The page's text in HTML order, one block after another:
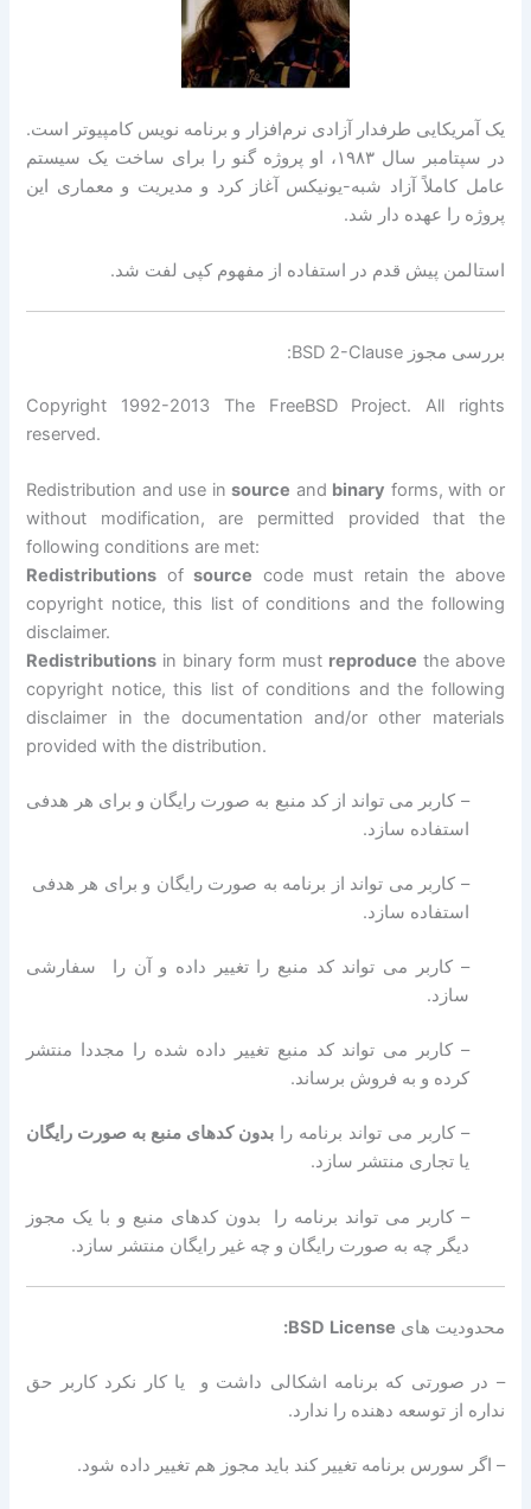
یک آمریکایی طرفدار آزادی نرم‌افزار و برنامه‌ نویس کامپیوتر است.
در سپتامبر سال ۱۹۸۳، او پروژه گنو را برای ساخت یک سیستم
‌عامل کاملاً آزاد شبه-یونیکس آغاز کرد و مدیریت و معماری این
پروژه را عهده ‌دار شد.
استالمن پیش قدم در استفاده از مفهوم کپی ‌لفت شد.
بررسی مجوز BSD 2-Clause:
Copyright 1992-2013 The FreeBSD Project. All rights
reserved.
Redistribution and use insource and binary forms, with or
without modification, are permitted provided that the
following conditions are met:
Redistributions ofsource code must retain the above
copyright notice, this list of conditions and the following
disclaimer.
Redistributions in binary form must reproduce the above
copyright notice, this list of conditions and the following
disclaimer in the documentation and/or other materials
provided with the distribution.
– کاربر می تواند از کد منبع به صورت رایگان و برای هر هدفی
استفاده سازد.
– کاربر می تواند از برنامه به صورت رایگان و برای هر هدفی
استفاده سازد.
– کاربر می تواند کد منبع را تغییر داده و آن را سفارشی
سازد.
– کاربر می تواند کد منبع تغییر داده شده را مجددا منتشر
کرده و به فروش برساند.
– کاربر می تواند برنامه را بدون کدهای منبع به صورت رایگان
یا تجاری منتشر سازد.
– کاربر می تواند برنامه را بدون کدهای منبع و با یک مجوز
دیگر چه به صورت رایگان و چه غیر رایگان منتشر سازد.
محدودیت های BSD License:
– در صورتی که برنامه اشکالی داشت و یا کار نکرد کاربر حق
نداره از توسعه ‌دهنده را ندارد.
– اگر سورس برنامه تغییر کند باید مجوز هم تغییر داده شود.